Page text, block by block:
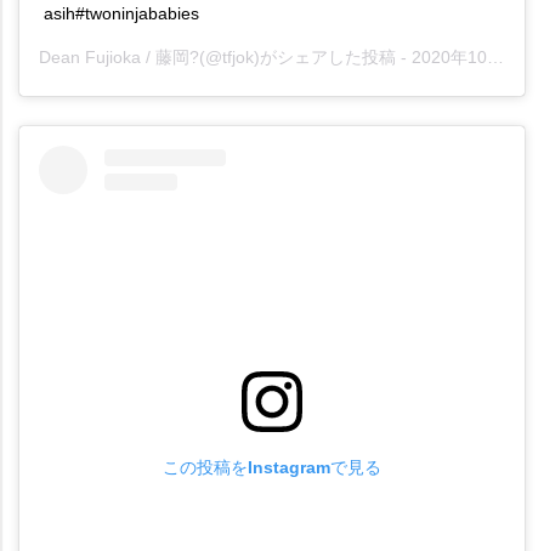
asih#twoninjababies
Dean Fujioka / 藤岡?(@tfjok)がシェアした投稿 - 2020年10月月1日午前5時25分PDT
この投稿をInstagramで見る